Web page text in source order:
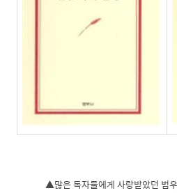
▲많은 독자들에게 사랑받았던 범